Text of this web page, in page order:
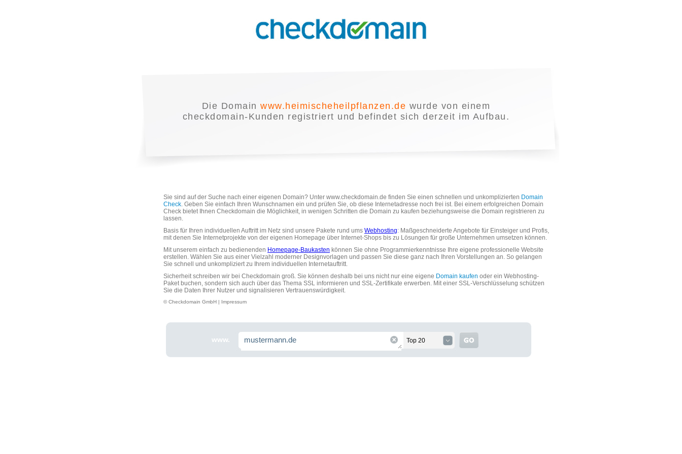
Die Domainwww.heimischeheilpflanzen.de wurde von einem
checkdomain-Kunden registriert und befindet sich derzeit im Aufbau.
Sie sind auf der Suche nach einer eigenen Domain? Unter www.checkdomain.de finden Sie einen schnellen und unkomplizierten Domain
Check. Geben Sie einfach Ihren Wunschnamen ein und prüfen Sie, ob diese Internetadresse noch frei ist. Bei einem erfolgreichen Domain
Check bietet Ihnen Checkdomain die Möglichkeit, in wenigen Schritten die Domain zu kaufen beziehungsweise die Domain registrieren zu
lassen.
Basis für Ihren individuellen Auftritt im Netz sind unsere Pakete rund ums Webhosting: Maßgeschneiderte Angebote für Einsteiger und Profis,
mit denen Sie Internetprojekte von der eigenen Homepage über Internet-Shops bis zu Lösungen für große Unternehmen umsetzen können.
Mit unserem einfach zu bedienenden Homepage-Baukasten können Sie ohne Programmierkenntnisse Ihre eigene professionelle Website
erstellen. Wählen Sie aus einer Vielzahl moderner Designvorlagen und passen Sie diese ganz nach Ihren Vorstellungen an. So gelangen
Sie schnell und unkompliziert zu Ihrem individuellen Internetauftritt.
Sicherheit schreiben wir bei Checkdomain groß. Sie können deshalb bei uns nicht nur eine eigene Domain kaufen oder ein Webhosting-
Paket buchen, sondern sich auch über das Thema SSL informieren und SSL-Zertifikate erwerben. Mit einer SSL-Verschlüsselung schützen
Sie die Daten Ihrer Nutzer und signalisieren Vertrauenswürdigkeit.
© Checkdomain GmbH | Impressum
www. Top 20